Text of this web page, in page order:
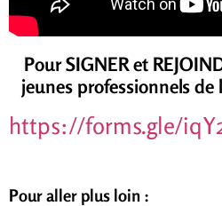
Pour SIGNER et
jeunes professionnels
https://forms.gle/
Pour aller plus loin :